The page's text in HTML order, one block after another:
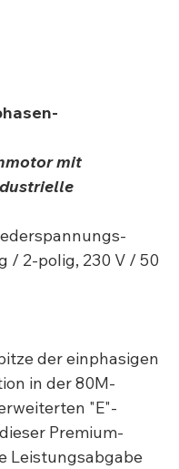
mit
/ 2-polig, 230 V / 50
der einphasigen
in der 80M-
"E"-
Premium-
Leistungsabgabe